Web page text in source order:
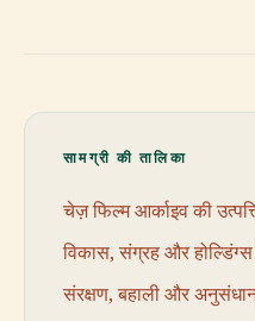
सामग्री की तालिका
चेज़ फिल्म आर्काइव की
विकास, संग्रह और होल्डिंग्स
संरक्षण, बहाली और